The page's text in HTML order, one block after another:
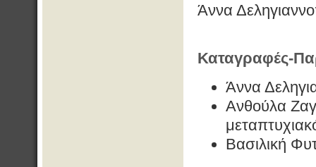
Άννα
Καταγραφές-
Άννα
Ανθούλα
Βασιλική